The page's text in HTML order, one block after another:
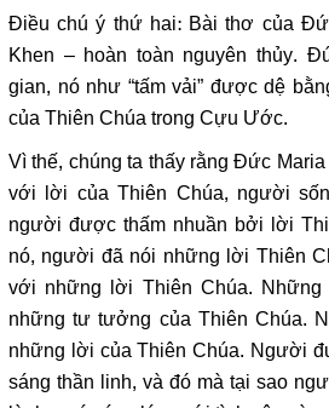
Điều chú ý thứ hai: Bài thơ của
Khen – hoàn toàn nguyên thủy.
gian, nó như “tấm vải” được dệ
của Thiên Chúa trong Cựu Ước.
Vì thế, chúng ta thấy rằng Đức Maria
với lời của Thiên Chúa, người
người được thấm nhuần bởi lời
nó, người đã nói những lời Thiên
với những lời Thiên Chúa.
những tư tưởng của Thiên Chúa.
những lời của Thiên Chúa. Người
sáng thần linh, và đó mà tại sao